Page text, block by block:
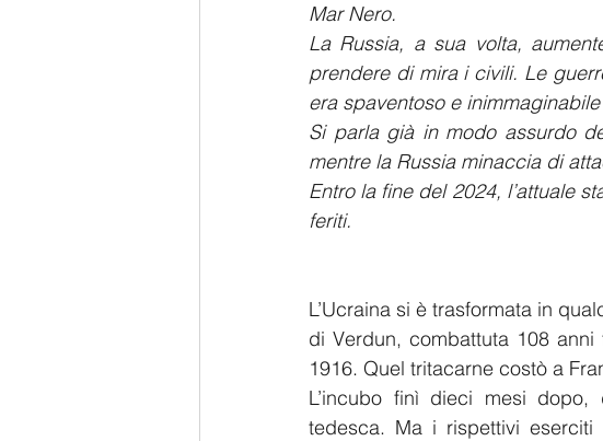
Mar Nero.
La Russia, a sua volta,
prendere di mira i civili. Le
era spaventoso e
Si parla già in modo assurdo
mentre la Russia minaccia di
Entro la fine del 2024, l’attuale
feriti.
L’Ucraina si è trasformata in
di Verdun, combattuta 108
1916. Quel tritacarne costò a
L’incubo finì dieci mesi dopo,
tedesca. Ma i rispettivi